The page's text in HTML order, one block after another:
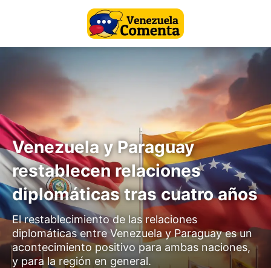
Venezuela y Paraguay
restablecen relaciones
diplomáticas tras cuatro años
El restablecimiento de las relaciones
diplomáticas entre Venezuela y Paraguay es un
acontecimiento positivo para ambas naciones,
y para la región en general.